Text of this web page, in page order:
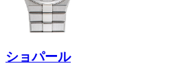
ショパール